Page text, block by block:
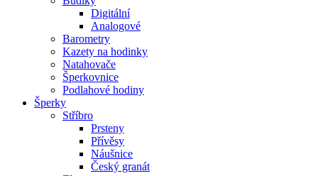
Digitální
Analogové
Barometry
Kazety na hodinky
Natahovače
Šperkovnice
Podlahové hodiny
Šperky
Stříbro
Prsteny
Přívěsy
Náušnice
Český granát